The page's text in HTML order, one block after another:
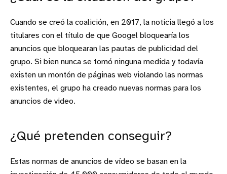
Cuando se creó la coalición, en 2017, la noticia llegó a los
titulares con el título de que Googel bloquearía los
anuncios que bloquearan las pautas de publicidad del
grupo. Si bien nunca se tomó ninguna medida y todavía
existen un montón de páginas web violando las normas
existentes, el grupo ha creado nuevas normas para los
anuncios de video.
¿Qué pretenden conseguir?
Estas normas de anuncios de vídeo se basan en la